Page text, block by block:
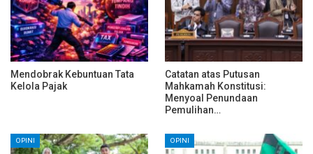
Mendobrak Kebuntuan Tata
Kelola Pajak
Catatan atas Putusan
Mahkamah Konstitusi:
Menyoal Penundaan
Pemulihan…
OPINI OPINI